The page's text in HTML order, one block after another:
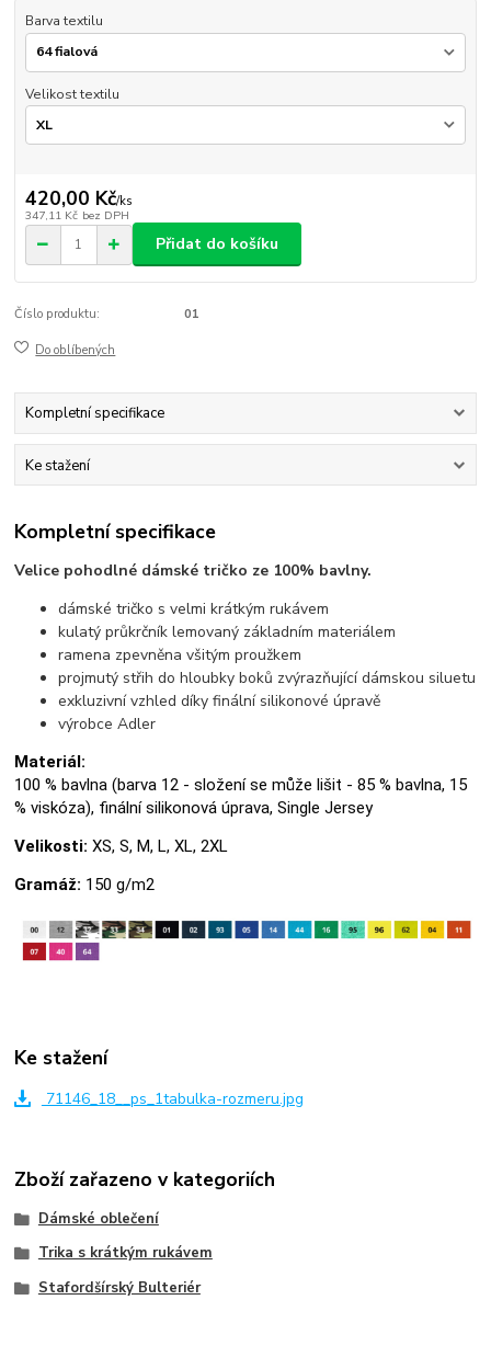
Barva textilu
Velikost textilu
420,00 Kč/ks
347,11 Kč bez DPH
Přidat do košíku
Číslo produktu: 01
Do oblíbených
Kompletní specifikace
Ke stažení
Kompletní specifikace
Velice pohodlné dámské tričko ze 100% bavlny.
dámské tričko s velmi krátkým rukávem
kulatý průkrčník lemovaný základním materiálem
ramena zpevněna všitým proužkem
projmutý střih do hloubky boků zvýrazňující dámskou siluetu
exkluzivní vzhled díky finální silikonové úpravě
výrobce Adler
Materiál:
100 % bavlna (barva 12 - složení se může lišit - 85 % bavlna, 15
% viskóza), finální silikonová úprava, Single Jersey
Velikosti: XS, S, M, L, XL, 2XL
Gramáž: 150 g/m2
Ke stažení
71146_18__ps_1tabulka-rozmeru.jpg
Zboží zařazeno v kategoriích
Dámské oblečení
Trika s krátkým rukávem
Stafordšírský Bulteriér